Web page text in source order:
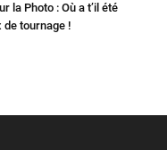
la Photo : Où a t’il été
de tournage !